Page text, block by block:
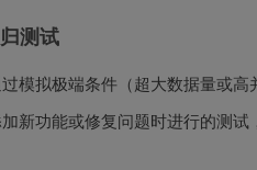
测试
模拟极端条件（超大数据量或
新功能或修复问题时进行的测